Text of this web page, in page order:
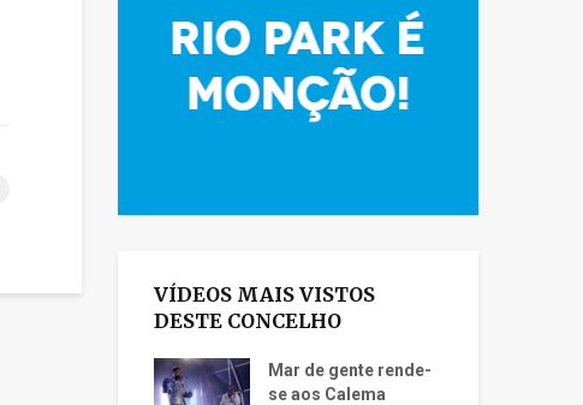
VÍDEOS MAIS VISTOS
DESTE CONCELHO
Mar de gente rende-
se aos Calema